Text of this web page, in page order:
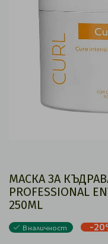
МАСКА ЗА
PROFESSIONAL
250ML
В наличност -